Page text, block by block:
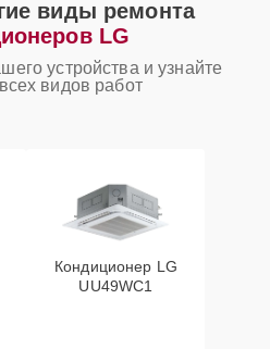
виды ремонта
LG
устройства и узнайте
видов работ
Кондиционер LG
UU49WC1